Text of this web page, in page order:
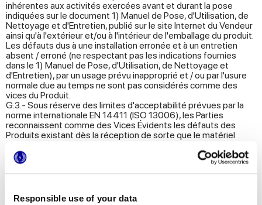
Responsible use of your data
inhérentes aux activités exercées avant et durant la pose
indiquées sur le document 1) Manuel de Pose, d'Utilisation, de
Nettoyage et d'Entretien, publié sur le site Internet du Vendeur
ainsi qu'à l'extérieur et/ou à l'intérieur de l'emballage du produit.
Les défauts dus à une installation erronée et à un entretien
absent / erroné (ne respectant pas les indications fournies
dans le 1) Manuel de Pose, d'Utilisation, de Nettoyage et
d'Entretien), par un usage prévu inapproprié et / ou par l'usure
normale due au temps ne sont pas considérés comme des
vices du Produit.
G.3.- Sous réserve des limites d'acceptabilité prévues par la
norme internationale EN 14411 (ISO 13006), les Parties
reconnaissent comme des Vices Évidents les défauts des
Produits existant dès la réception de sorte que le matériel
valeur. Cette catégorie comprend les défauts définis dans le
document 1) Manuel de Pose, d'Utilisation, de Nettoyage et
d'Entretien publié sur le site Internet du Vendeur. À titre
Évidents les défauts de surface, de décoration, de polissage,